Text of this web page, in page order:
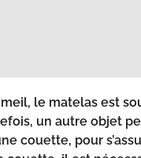
le matelas est
un autre objet
couette, pour